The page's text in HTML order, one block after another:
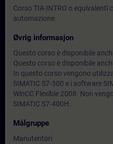
Corso TIA-INTRO o equivalenti
automazione.
Øvrig informasjon
Questo corso è disponibile
Questo corso è disponibile
In questo corso vengono
SIMATIC S7-300 e i software
WinCC Flexible 2008. Non
SIMATIC S7-400H.
Målgruppe
Manutentori